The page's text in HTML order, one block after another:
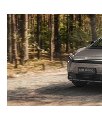
Vanaf € 37.500,-
Proace Max (excl. BTW)
OOK ALS BATTERIJ-
ELEKTRISCH